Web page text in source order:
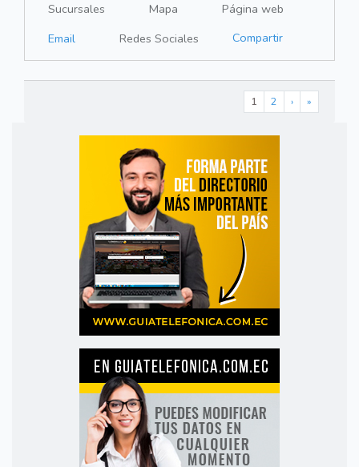
Sucursales Mapa
Página web
Email
Redes Sociales Compartir
1 2 › »